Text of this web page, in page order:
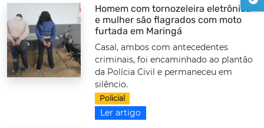
Homem com tornozeleira eletrônica
e mulher são flagrados com moto
furtada em Maringá
Casal, ambos com antecedentes
criminais, foi encaminhado ao plantão
da Polícia Civil e permaneceu em
silêncio.
Policial
Ler artigo